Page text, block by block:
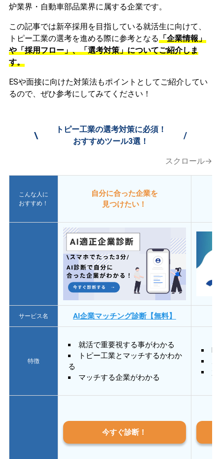
炉業界・自動車部品業界に属する企業です。
この記事では新卒採用を目指している就活生に向けて、
トピー工業の選考を進める際に参考となる「企業情報」
や「採用フロー」、「選考対策」についてご紹介しま
す。
ESや面接に向けた対策法もポイントとしてご紹介してい
るので、ぜひ参考にしてみてください！
\
トピー工業の選考対策に必須！
おすすめツール3選！
/
スクロール→
こんな人に
おすすめ！
自分に合った企業を
見つけたい！
サービス名 AI企業マッチング診断【無料】
特徴
就活で重要視する事がわかる
トピー工業とマッチするかわか
る
マッチする企業がわかる
質
今すぐ診断！